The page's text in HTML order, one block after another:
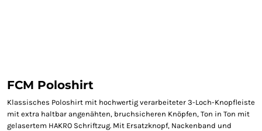
FCM Poloshirt
Klassisches Poloshirt mit hochwertig verarbeiteter 3-Loch-Knopfleiste
mit extra haltbar angenähten, bruchsicheren Knöpfen, Ton in Ton mit
gelasertem HAKRO Schriftzug. Mit Ersatzknopf, Nackenband und